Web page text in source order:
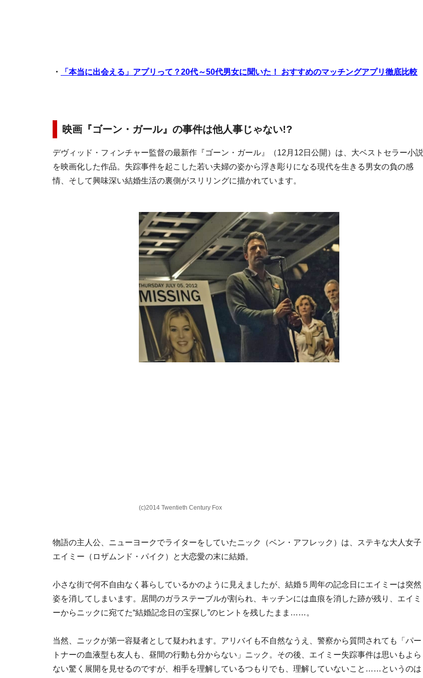
・ 「本当に出会える」アプリって？20代～50代男女に聞いた！ おすすめのマッチングアプリ徹底比較
映画『ゴーン・ガール』の事件は他人事じゃない!?
デヴィッド・フィンチャー監督の最新作『ゴーン・ガール』（12月12日公開）は、大ベストセラー小説
を映画化した作品。失踪事件を起こした若い夫婦の姿から浮き彫りになる現代を生きる男女の負の感
情、そして興味深い結婚生活の裏側がスリリングに描かれています。
(c)2014 Twentieth Century Fox
物語の主人公、ニューヨークでライターをしていたニック（ベン・アフレック）は、ステキな大人女子
エイミー（ロザムンド・パイク）と大恋愛の末に結婚。
小さな街で何不自由なく暮らしているかのように見えましたが、結婚５周年の記念日にエイミーは突然
姿を消してしまいます。居間のガラステーブルが割られ、キッチンには血痕を消した跡が残り、エイミ
ーからニックに宛てた“結婚記念日の宝探し”のヒントを残したまま……。
当然、ニックが第一容疑者として疑われます。アリバイも不自然なうえ、警察から質問されても「パー
トナーの血液型も友人も、昼間の行動も分からない」ニック。その後、エイミー失踪事件は思いもよら
ない驚く展開を見せるのですが、相手を理解しているつもりでも、理解していないこと……というのは